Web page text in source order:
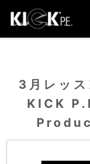
3月レッ
KICK